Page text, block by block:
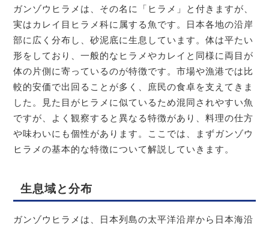
ガンゾウヒラメは、その名に「ヒラメ」と付きますが、
実はカレイ目ヒラメ科に属する魚です。日本各地の沿岸
部に広く分布し、砂泥底に生息しています。体は平たい
形をしており、一般的なヒラメやカレイと同様に両目が
体の片側に寄っているのが特徴です。市場や漁港では比
較的安価で出回ることが多く、庶民の食卓を支えてきま
した。見た目がヒラメに似ているため混同されやすい魚
ですが、よく観察すると異なる特徴があり、料理の仕方
や味わいにも個性があります。ここでは、まずガンゾウ
ヒラメの基本的な特徴について解説していきます。
生息域と分布
ガンゾウヒラメは、日本列島の太平洋沿岸から日本海沿